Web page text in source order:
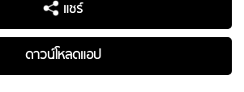
แชร์
ดาวน์โหลดแอป